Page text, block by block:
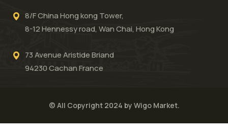
8/F China Hong kong Tower,
8-12 Hennessy road, Wan Chai, Hong Kong
73 Avenue Aristide Briand
94230 Cachan France
© All Copyright 2024 by Wigo Market.